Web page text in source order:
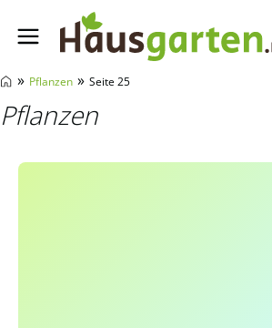
Hausgarten.net
» Pflanzen » Seite 25
Pflanzen